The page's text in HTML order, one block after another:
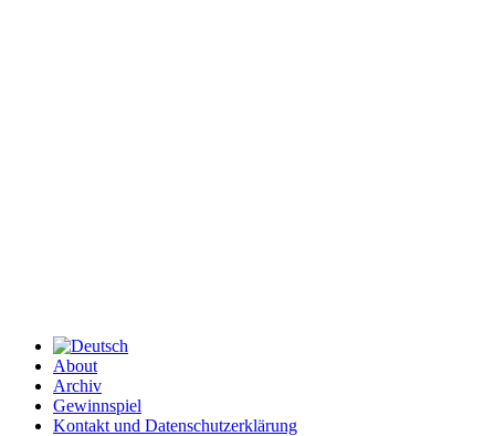
About
Archiv
Gewinnspiel
Kontakt und Datenschutzerklärung